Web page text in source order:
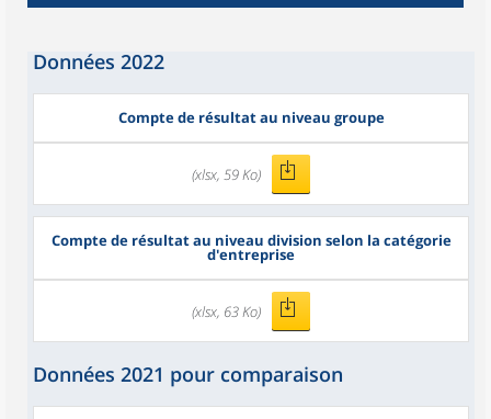
Données 2022
Compte de résultat au niveau groupe
(xlsx, 59 Ko)
Compte de résultat au niveau division selon la catégorie
d'entreprise
(xlsx, 63 Ko)
Données 2021 pour comparaison